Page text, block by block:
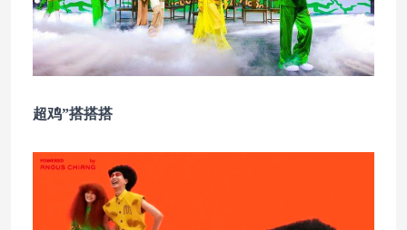
超鸡”搭搭搭